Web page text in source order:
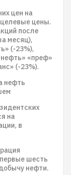
цен на
цены.
после
месяц),
(-23%),
«преф»
(-23%).
нефть
на
в
шесть
нефти.